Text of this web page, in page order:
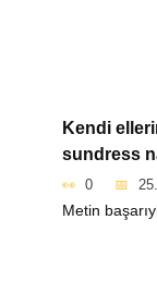
Kendi
sundress
0
Metin